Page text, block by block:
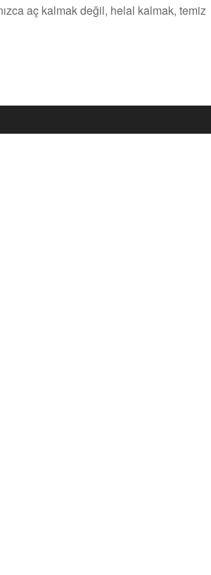
aç kalmak değil, helal kalmak, temiz